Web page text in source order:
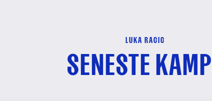
LUKA RACIC
SENESTE